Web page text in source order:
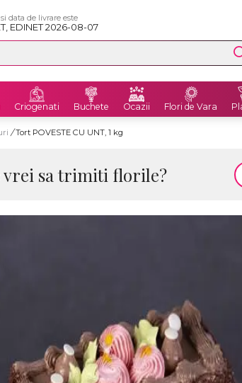
data de livrare este
EDINET 2026-08-07
Criogenati Buchete Ocazii Flori de Vara
/ Tort POVESTE CU UNT, 1 kg
vrei sa trimiti florile?